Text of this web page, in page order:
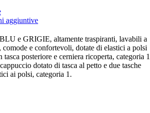
aggiuntive
e GRIGIE, altamente traspiranti, lavabili a
comode e confortevoli, dotate di elastici a polsi
tasca posteriore e cerniera ricoperta, categoria
dotato di tasca al petto e due tasche
ai polsi, categoria 1.